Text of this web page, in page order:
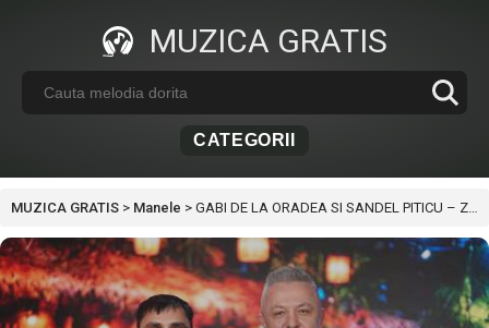
MUZICA GRATIS
CATEGORII
MUZICA GRATIS > Manele > GABI DE LA ORADEA SI SANDEL PITICU – ZECE MINUS NOUA